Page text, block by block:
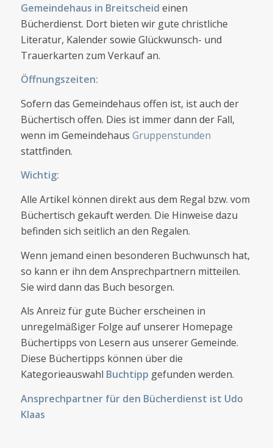
Gemeindehaus in Breitscheid einen
Bücherdienst. Dort bieten wir gute christliche
Literatur, Kalender sowie Glückwunsch- und
Trauerkarten zum Verkauf an.
Öffnungszeiten:
Sofern das Gemeindehaus offen ist, ist auch der
Büchertisch offen. Dies ist immer dann der Fall,
wenn im Gemeindehaus Gruppenstunden
stattfinden.
Wichtig:
Alle Artikel können direkt aus dem Regal bzw. vom
Büchertisch gekauft werden. Die Hinweise dazu
befinden sich seitlich an den Regalen.
Wenn jemand einen besonderen Buchwunsch hat,
so kann er ihn dem Ansprechpartnern mitteilen.
Sie wird dann das Buch besorgen.
Als Anreiz für gute Bücher erscheinen in
unregelmäßiger Folge auf unserer Homepage
Büchertipps von Lesern aus unserer Gemeinde.
Diese Büchertipps können über die
Kategorieauswahl Buchtipp gefunden werden.
Ansprechpartner für den Bücherdienst ist Udo
Klaas